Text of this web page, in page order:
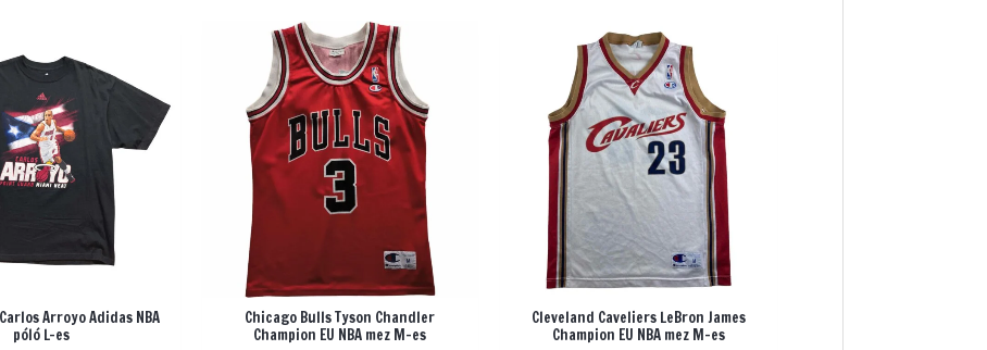
Arroyo Adidas NBA
póló L-es
Chicago Bulls Tyson Chandler
Champion EU NBA mez M-es
Cleveland Caveliers LeBron James
Champion EU NBA mez M-es